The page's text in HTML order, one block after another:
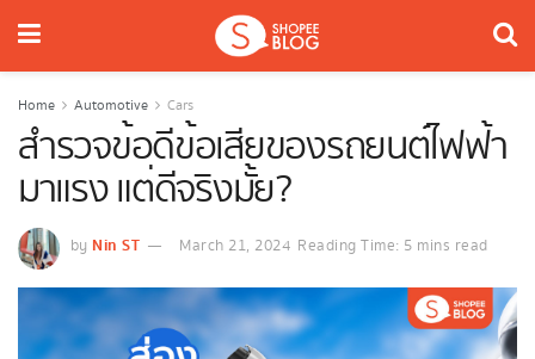
Home Automotive Cars
สำรวจข้อดีข้อเสียของรถยนต์ไฟฟ้า
มาแรง แต่ดีจริงมั้ย?
by Nin ST March 21, 2024 Reading Time: 5 mins read